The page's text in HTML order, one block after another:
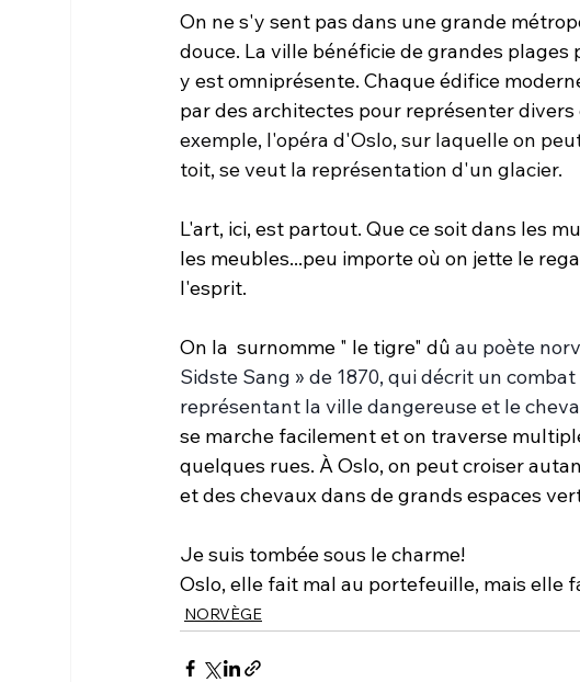
On ne s'y sent pas dans une grande
douce. La ville bénéficie de grandes
y est omniprésente. Chaque édifice
par des architectes pour représenter
exemple, l'opéra d'Oslo, sur laquelle on
toit, se veut la représentation d'un glacier.
L'art, ici, est partout. Que ce soit dans les
les meubles...peu importe où on jette le
l'esprit.
On la  surnomme " le tigre" dû au poète
Sidste Sang » de 1870, qui décrit un
représentant la ville dangereuse et le
se marche facilement et on traverse
quelques rues. À Oslo, on peut croiser
et des chevaux dans de grands espaces
Je suis tombée sous le charme!
Oslo, elle fait mal au portefeuille, mais elle
NORVÈGE